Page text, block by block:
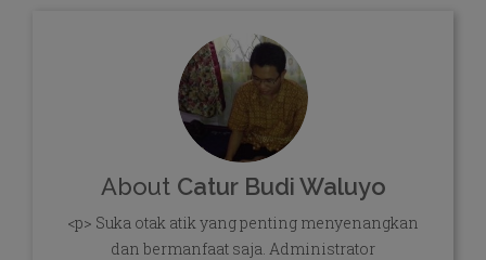
About Catur Budi Waluyo
<p> Suka otak atik yang penting menyenangkan
dan bermanfaat saja. Administrator